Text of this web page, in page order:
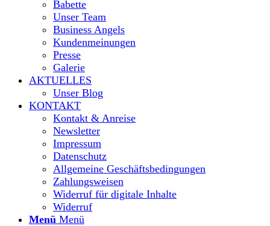
Babette
Unser Team
Business Angels
Kundenmeinungen
Presse
Galerie
AKTUELLES
Unser Blog
KONTAKT
Kontakt & Anreise
Newsletter
Impressum
Datenschutz
Allgemeine Geschäftsbedingungen
Zahlungsweisen
Widerruf für digitale Inhalte
Widerruf
Menü Menü